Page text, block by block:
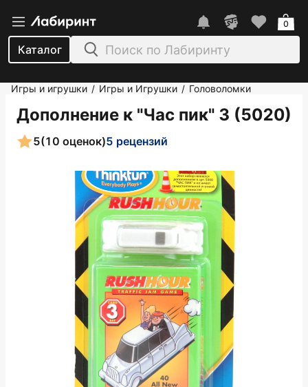
Каталог
0
Игры и игрушки / Игры и Игрушки / Головоломки
Дополнение к "Час пик" 3 (5020)
5(10 оценок)5 рецензий